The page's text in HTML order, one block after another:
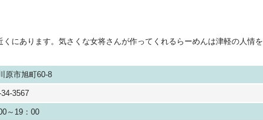
にあります。気さくな女将さんが作ってくれるらーめんは津軽の人情を
原市旭町60-8
3567
～19：00